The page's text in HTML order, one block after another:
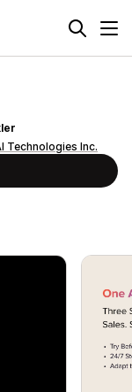
Technologies Inc.